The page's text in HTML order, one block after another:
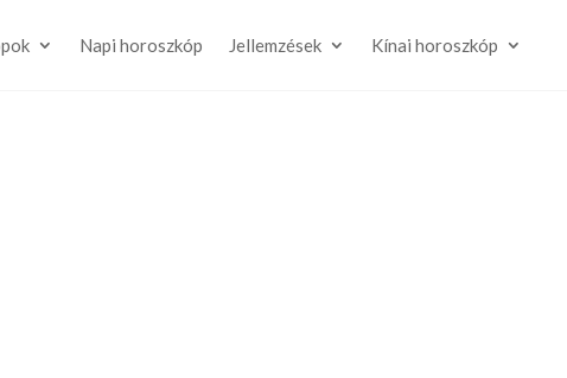
Napi horoszkóp Jellemzések Kínai horoszkóp